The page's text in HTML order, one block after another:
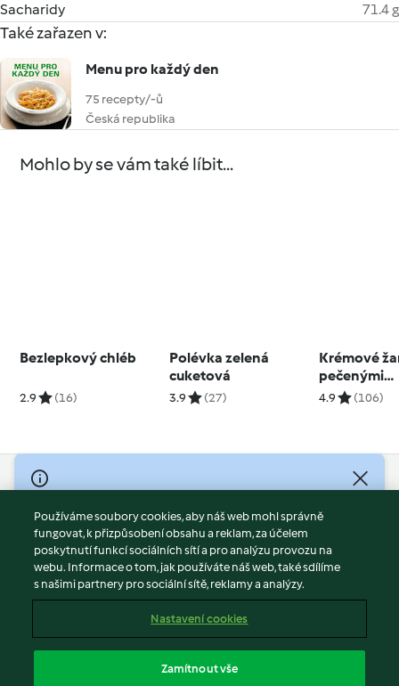
Sacharidy
71.4 g
Také zařazen v:
Menu pro každý den
75 recepty/-ů
Česká republika
Mohlo by se vám také líbit...
Bezlepkový chléb
2.9 (16)
Polévka zelená
cuketová
3.9 (27)
Krémové
pečenými
4.9 (106)
© Copyright 2026
Podmínky užívání
Zásady ochrany osobních údajů
Vyloučení odpovědnosti
Tiráž
Obsah zprávy
Používáme soubory cookies, aby náš web mohl správně
fungovat, k přizpůsobení obsahu a reklam, za účelem
poskytnutí funkcí sociálních sítí a pro analýzu provozu na
webu. Informace o tom, jak používáte náš web, také sdílíme
s našimi partnery pro sociální sítě, reklamy a analýzy.
Nastavení cookies
Zamítnout vše